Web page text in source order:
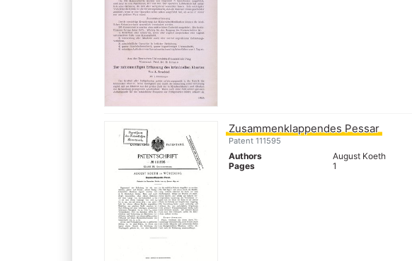
Zusammenklappendes Pessar
Patent 111595
Authors
August Koeth
Pages
1